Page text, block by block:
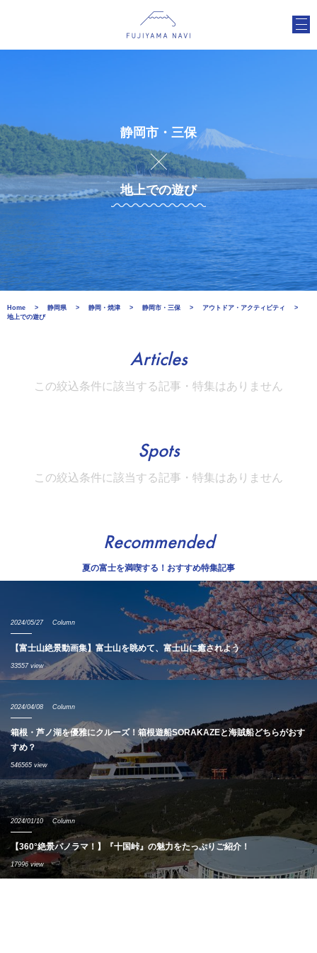
静岡市・三保
地上での遊び
Home 静岡県 静岡・焼津 静岡市・三保
アウトドア・アクティビティ
地上での遊び
Articles
この絞込条件に該当する記事・特集はありません
Spots
この絞込条件に該当する記事・特集はありません
Recommended
夏の富士を満喫する！おすすめ特集記事
2024/05/27 Column
【富士山絶景動画集】富士山を眺めて、富士山に癒されよう
33557 view
2024/04/08 Column
箱根・芦ノ湖を優雅にクルーズ！箱根遊船SORAKAZEと海賊船どちらがおす
すめ？
546565 view
2024/01/10 Column
【360°絶景パノラマ！】『十国峠』の魅力をたっぷりご紹介！
17996 view